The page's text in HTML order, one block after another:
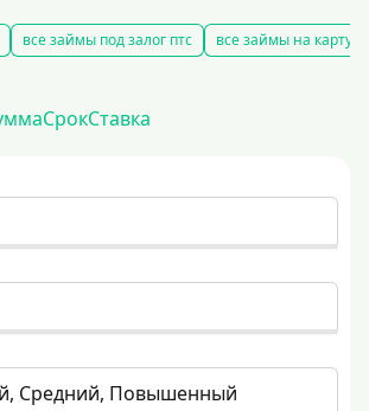
все займы под залог птс все займы на карту
СрокСтавка
Средний, Повышенный